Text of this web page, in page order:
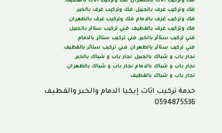
فك وتركيب غرف بالجبيل, فك وتركيب غرف بالخبر,
فك وتركيب غرف بالدمام, فك وتركيب غرف بالظهران,
فك وتركيب غرف بالقطيف, فني تركيب ستائر بالجبيل,
فني تركيب ستائر بالخبر, فني تركيب ستائر بالدمام,
فني تركيب ستائر بالظهران,فني تركيب ستائر بالقطيف,
نجار باب و شباك بالجبيل, نجار باب و شباك بالخبر,
نجار باب و شباك بالدمام, نجار باب و شباك بالظهران,
نجار باب و شباك بالقطيف
خدمة تركيب اثاث إيكيا الدمام والخبر والقطيف
0594875536